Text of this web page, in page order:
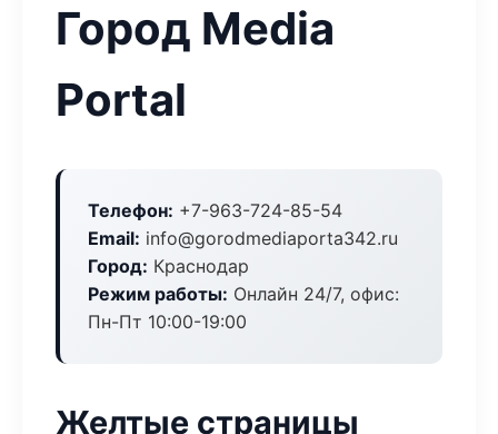
Город Media
Portal
Телефон: +7-963-724-85-54
Email: info@gorodmediaporta342.ru
Город: Краснодар
Режим работы: Онлайн 24/7, офис:
Пн-Пт 10:00-19:00
Желтые страницы